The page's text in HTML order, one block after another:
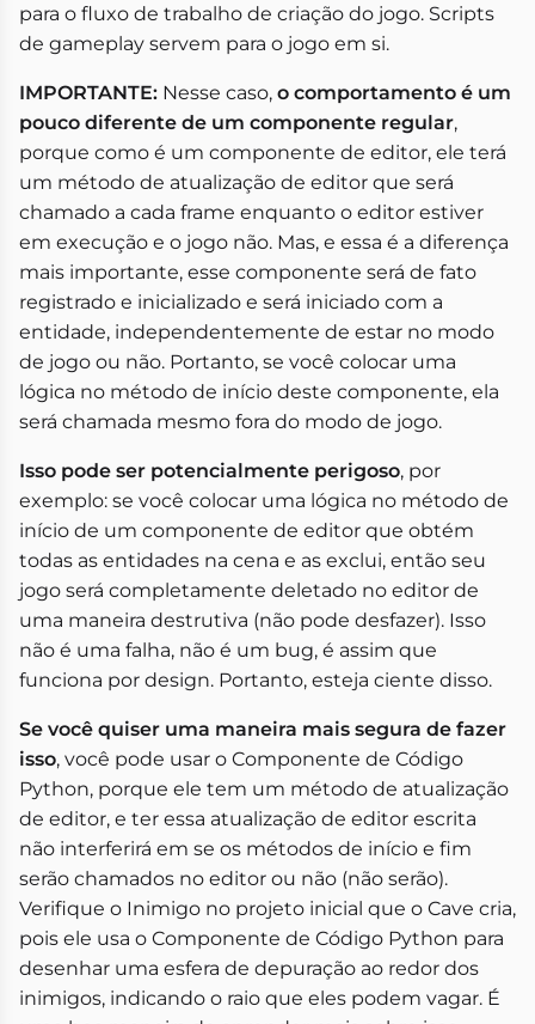
para o fluxo de trabalho de criação do jogo. Scripts
de gameplay servem para o jogo em si.
IMPORTANTE: Nesse caso, o comportamento é um
pouco diferente de um componente regular,
porque como é um componente de editor, ele terá
um método de atualização de editor que será
chamado a cada frame enquanto o editor estiver
em execução e o jogo não. Mas, e essa é a diferença
mais importante, esse componente será de fato
registrado e inicializado e será iniciado com a
entidade, independentemente de estar no modo
de jogo ou não. Portanto, se você colocar uma
lógica no método de início deste componente, ela
será chamada mesmo fora do modo de jogo.
Isso pode ser potencialmente perigoso, por
exemplo: se você colocar uma lógica no método de
início de um componente de editor que obtém
todas as entidades na cena e as exclui, então seu
jogo será completamente deletado no editor de
uma maneira destrutiva (não pode desfazer). Isso
não é uma falha, não é um bug, é assim que
funciona por design. Portanto, esteja ciente disso.
Se você quiser uma maneira mais segura de fazer
isso, você pode usar o Componente de Código
Python, porque ele tem um método de atualização
de editor, e ter essa atualização de editor escrita
não interferirá em se os métodos de início e fim
serão chamados no editor ou não (não serão).
Verifique o Inimigo no projeto inicial que o Cave cria,
pois ele usa o Componente de Código Python para
desenhar uma esfera de depuração ao redor dos
inimigos, indicando o raio que eles podem vagar. É